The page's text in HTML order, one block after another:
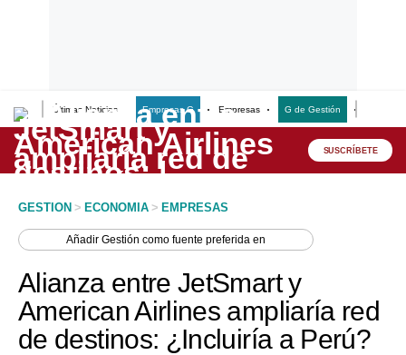
Últimas Noticias Empresas G Empresas G de Gestión
Lo último
Peru Quiosco
Economía
Mercados
SUSCRÍBETE
GESTION > ECONOMIA > EMPRESAS
AñadirGestión como fuente preferida en
Alianza entre JetSmart y
American Airlines ampliaría red
de destinos: ¿Incluiría a Perú?